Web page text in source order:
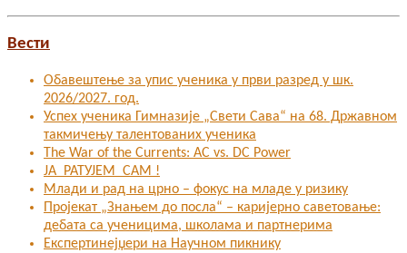
Вести
Обавештење за упис ученика у први разред у шк.
2026/2027. год.
Успех ученика Гимназије „Свети Сава“ на 68. Државном
такмичењу талентованих ученика
The War of the Currents: AC vs. DC Power
ЈА РАТУЈЕМ САМ !
Млади и рад на црно – фокус на младе у ризику
Пројекат „Знањем до посла“ – каријерно саветовање:
дебата са ученицима, школама и партнерима
Експертинејџери на Научном пикнику